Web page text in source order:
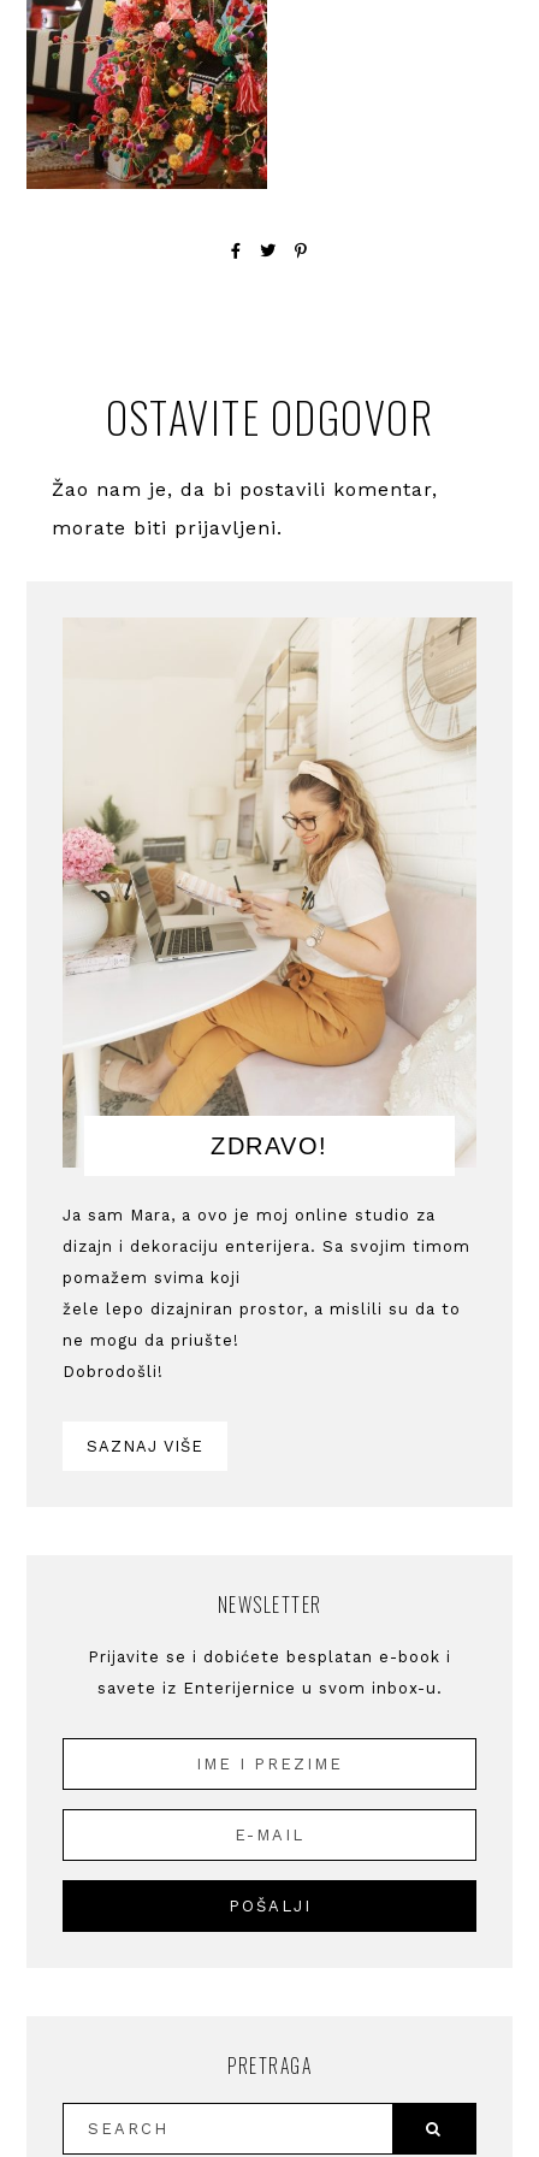
OSTAVITE ODGOVOR
Žao nam je, da bi postavili komentar,
morate biti prijavljeni.
ZDRAVO!
Ja sam Mara, a ovo je moj online studio za
dizajn i dekoraciju enterijera. Sa svojim timom
pomažem svima koji
žele lepo dizajniran prostor, a mislili su da to
ne mogu da priušte!
Dobrodošli!
SAZNAJ VIŠE
NEWSLETTER
Prijavite se i dobićete besplatan e-book i
savete iz Enterijernice u svom inbox-u.
PRETRAGA